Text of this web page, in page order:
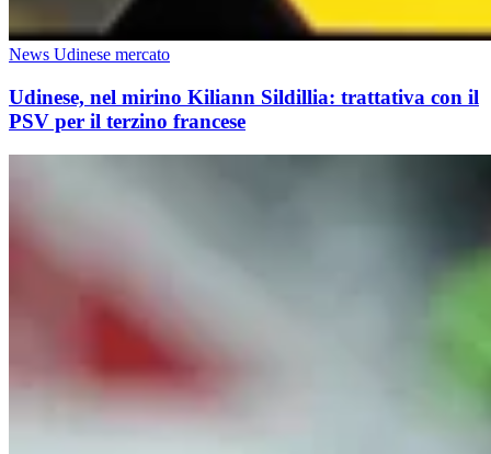
News Udinese mercato
Udinese, nel mirino Kiliann Sildillia: trattativa con il
PSV per il terzino francese